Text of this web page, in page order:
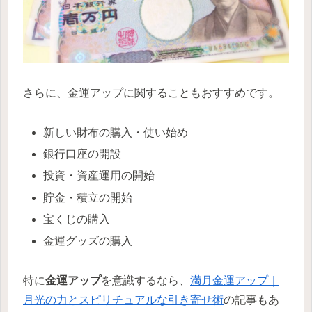
さらに、金運アップに関することもおすすめです。
新しい財布の購入・使い始め
銀行口座の開設
投資・資産運用の開始
貯金・積立の開始
宝くじの購入
金運グッズの購入
特に金運アップを意識するなら、 満月金運アップ｜
月光の力とスピリチュアルな引き寄せ術の記事もあ